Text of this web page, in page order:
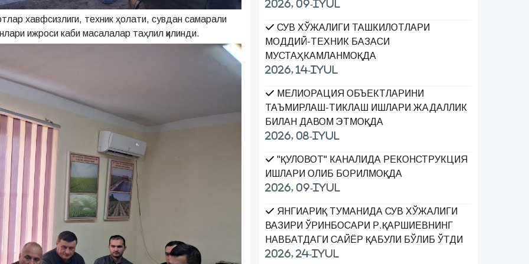
хавфсизлиги, техник ҳолати, сувдан самарали
ижроси каби масалалар таҳлил қилинди.
2026, 09-Iyul
СУВ ХЎЖАЛИГИ ТАШКИЛОТЛАРИ
МОДДИЙ-ТЕХНИК БАЗАСИ
МУСТАҲКАМЛАНМОҚДА
2026, 14-Iyul
МЕЛИОРАЦИЯ ОБЪЕКТЛАРИНИ
ТАЪМИРЛАШ-ТИКЛАШ ИШЛАРИ ЖАДАЛЛИК
БИЛАН ДАВОМ ЭТМОҚДА
2026, 08-Iyul
"ҚУЛОВОТ" КАНАЛИДА РЕКОНСТРУКЦИЯ
ИШЛАРИ ОЛИБ БОРИЛМОҚДА
2026, 09-Iyul
ЯНГИАРИҚ ТУМАНИДА СУВ ХЎЖАЛИГИ
ВАЗИРИ ЎРИНБОСАРИ Р.ҚАРШИЕВНИНГ
НАВБАТДАГИ САЙЁР ҚАБУЛИ БЎЛИБ ЎТДИ
2026, 24-Iyul